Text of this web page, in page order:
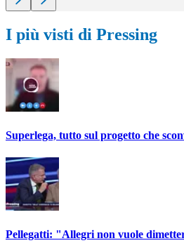
I più visti di Pressing
Superlega, tutto sul progetto che
Pellegatti: "Allegri non vuole